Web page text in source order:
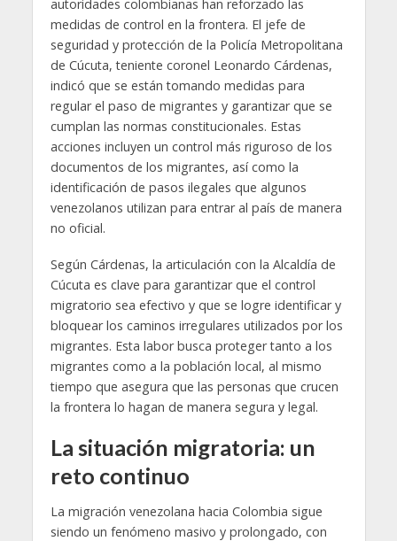
autoridades colombianas han reforzado las
medidas de control en la frontera. El jefe de
seguridad y protección de la Policía Metropolitana
de Cúcuta, teniente coronel Leonardo Cárdenas,
indicó que se están tomando medidas para
regular el paso de migrantes y garantizar que se
cumplan las normas constitucionales. Estas
acciones incluyen un control más riguroso de los
documentos de los migrantes, así como la
identificación de pasos ilegales que algunos
venezolanos utilizan para entrar al país de manera
no oficial.
Según Cárdenas, la articulación con la Alcaldía de
Cúcuta es clave para garantizar que el control
migratorio sea efectivo y que se logre identificar y
bloquear los caminos irregulares utilizados por los
migrantes. Esta labor busca proteger tanto a los
migrantes como a la población local, al mismo
tiempo que asegura que las personas que crucen
la frontera lo hagan de manera segura y legal.
La situación migratoria: un
reto continuo
La migración venezolana hacia Colombia sigue
siendo un fenómeno masivo y prolongado, con